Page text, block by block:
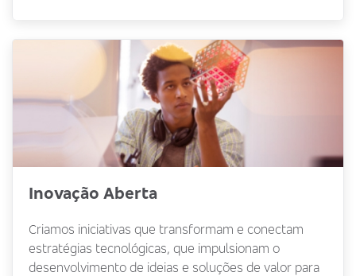
Inovação Aberta
Criamos iniciativas que transformam e conectam
estratégias tecnológicas, que impulsionam o
desenvolvimento de ideias e soluções de valor para